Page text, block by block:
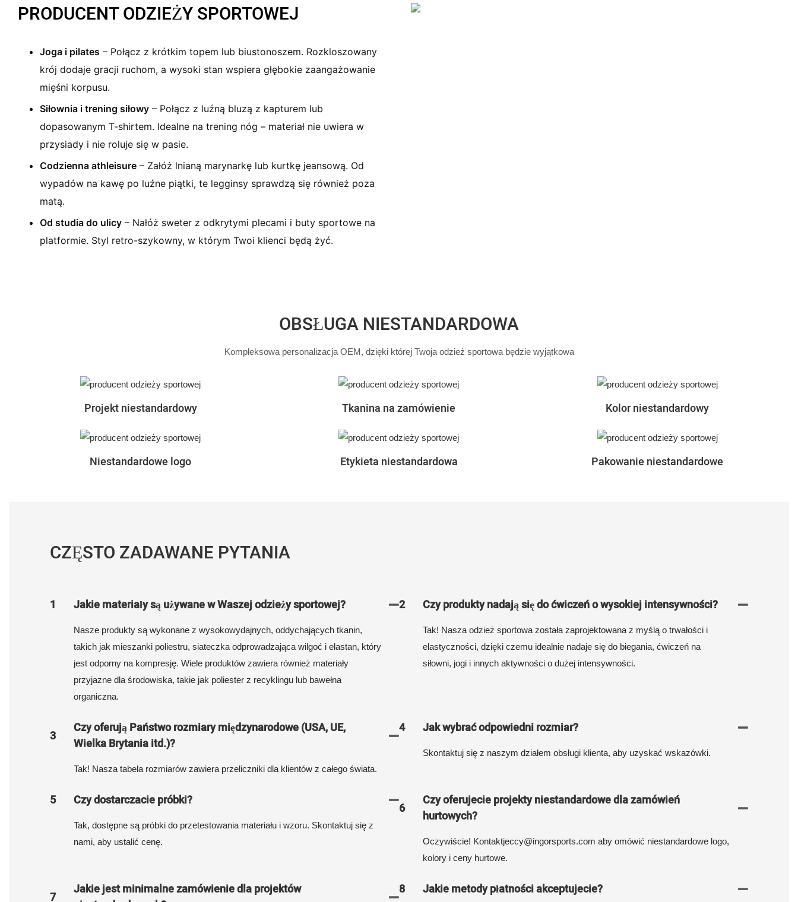
PRODUCENT ODZIEŻY SPORTOWEJ
Joga i pilates – Połącz z krótkim topem lub biustonoszem. Rozkloszowany
krój dodaje gracji ruchom, a wysoki stan wspiera głębokie zaangażowanie
mięśni korpusu.
Siłownia i trening siłowy – Połącz z luźną bluzą z kapturem lub
dopasowanym T-shirtem. Idealne na trening nóg – materiał nie uwiera w
przysiady i nie roluje się w pasie.
Codzienna athleisure – Załóż lnianą marynarkę lub kurtkę jeansową. Od
wypadów na kawę po luźne piątki, te legginsy sprawdzą się również poza
matą.
Od studia do ulicy – ​​Nałóż sweter z odkrytymi plecami i buty sportowe na
platformie. Styl retro-szykowny, w którym Twoi klienci będą żyć.
OBSŁUGA NIESTANDARDOWA
Kompleksowa personalizacja OEM, dzięki której Twoja odzież sportowa będzie wyjątkowa
Projekt niestandardowy Tkanina na zamówienie Kolor niestandardowy
Niestandardowe logo Etykieta niestandardowa Pakowanie niestandardowe
CZĘSTO ZADAWANE PYTANIA
1 Jakie materiały są używane w Waszej odzieży sportowej?
Nasze produkty są wykonane z wysokowydajnych, oddychających tkanin,
takich jak mieszanki poliestru, siateczka odprowadzająca wilgoć i elastan, który
jest odporny na kompresję. Wiele produktów zawiera również materiały
przyjazne dla środowiska, takie jak poliester z recyklingu lub bawełna
organiczna.
2 Czy produkty nadają się do ćwiczeń o wysokiej intensywności?
Tak! Nasza odzież sportowa została zaprojektowana z myślą o trwałości i
elastyczności, dzięki czemu idealnie nadaje się do biegania, ćwiczeń na
siłowni, jogi i innych aktywności o dużej intensywności.
3
Czy oferują Państwo rozmiary międzynarodowe (USA, UE,
Wielka Brytania itd.)?
Tak! Nasza tabela rozmiarów zawiera przeliczniki dla klientów z całego świata.
4 Jak wybrać odpowiedni rozmiar?
Skontaktuj się z naszym działem obsługi klienta, aby uzyskać wskazówki.
5 Czy dostarczacie próbki?
Tak, dostępne są próbki do przetestowania materiału i wzoru. Skontaktuj się z
nami, aby ustalić cenę.
6
Czy oferujecie projekty niestandardowe dla zamówień
hurtowych?
Oczywiście! Kontaktjeccy@ingorsports.com aby omówić niestandardowe logo,
kolory i ceny hurtowe.
7
Jakie jest minimalne zamówienie dla projektów
8 Jakie metody płatności akceptujecie?